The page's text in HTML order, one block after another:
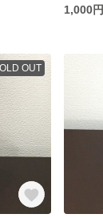
1,000円
OUT